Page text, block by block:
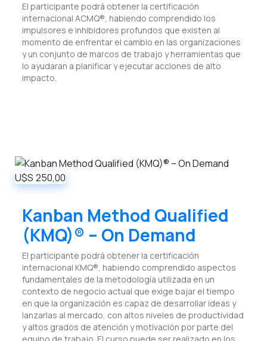
El participante podrá obtener la certificación
internacional ACMQ®, habiendo comprendido los
impulsores e inhibidores profundos que existen al
momento de enfrentar el cambio en las organizaciones
y un conjunto de marcos de trabajo y herramientas que
lo ayudaran a planificar y ejecutar acciones de alto
impacto.
U$S 250,00
Kanban Method Qualified
(KMQ)® – On Demand
El participante podrá obtener la certificación
internacional KMQ®, habiendo comprendido aspectos
fundamentales de la metodología utilizada en un
contexto de negocio actual que exige bajar el tiempo
en que la organización es capaz de desarrollar ideas y
lanzarlas al mercado, con altos niveles de productividad
y altos grados de atención y motivación por parte del